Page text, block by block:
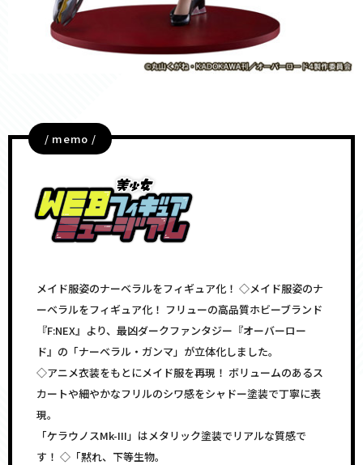
/ memo /
メイド服姿のナーベラルをフィギュア化！ ◇メイド服姿のナ
ーベラルをフィギュア化！ フリューの高品質ホビーブランド
『F:NEX』より、最凶ダークファンタジー『オーバーロー
ド』の「ナーベラル・ガンマ」が立体化しました。
◇アニメ衣装をもとにメイド服を再現！ ボリュームのあるス
カートや細やかなフリルのシワ感をシャドー塗装で丁寧に表
現。
「ケラウノスMk-III」はメタリック塗装でリアルな質感で
す！ ◇「黙れ、下等生物。